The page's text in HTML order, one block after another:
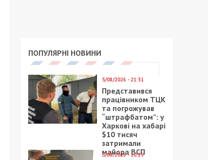
ПОПУЛЯРНІ НОВИНИ
5/08/2026 - 21:31
Представився
працівником ТЦК
та погрожував
“штрафбатом”: у
Харкові на хабарі
$10 тисяч
затримали
майора ВСП
5/08/2026 - 10:29